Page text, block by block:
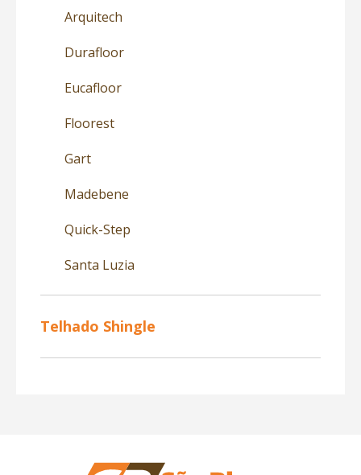
Arquitech
Durafloor
Eucafloor
Floorest
Gart
Madebene
Quick-Step
Santa Luzia
Telhado Shingle